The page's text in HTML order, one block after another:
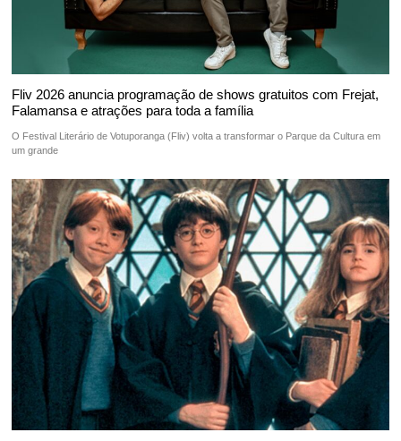
Fliv 2026 anuncia programação de shows gratuitos com Frejat,
Falamansa e atrações para toda a família
O Festival Literário de Votuporanga (Fliv) volta a transformar o Parque da Cultura em
um grande